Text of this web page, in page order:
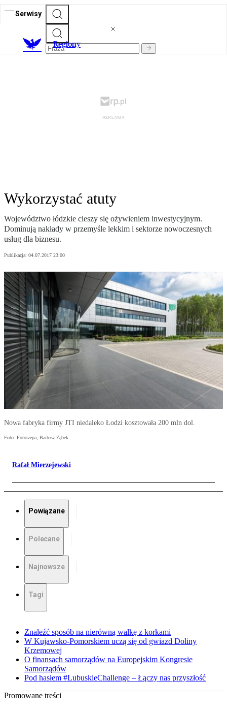
Serwisy
Regiony
Wykorzystać atuty
Województwo łódzkie cieszy się ożywieniem inwestycyjnym.
Dominują nakłady w przemyśle lekkim i sektorze nowoczesnych
usług dla biznesu.
Publikacja: 04.07.2017 23:00
Nowa fabryka firmy JTI niedaleko Łodzi kosztowała 200 mln dol.
Foto: Fotorzepa, Bartosz Ząbek
Rafał Mierzejewski
Powiązane
Polecane
Najnowsze
Tagi
Znaleźć sposób na nierówną walkę z korkami
W Kujawsko-Pomorskiem uczą się od gwiazd Doliny
Krzemowej
O finansach samorządów na Europejskim Kongresie
Samorządów
Pod hasłem #LubuskieChallenge – Łączy nas przyszłość
Promowane treści